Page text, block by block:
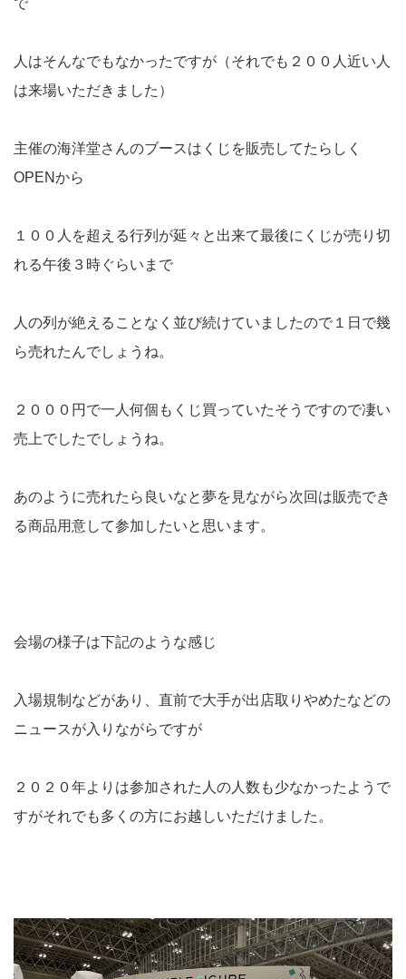
で
人はそんなでもなかったですが（それでも２００人近い人
は来場いただきました）
主催の海洋堂さんのブースはくじを販売してたらしく
OPENから
１００人を超える行列が延々と出来て最後にくじが売り切
れる午後３時ぐらいまで
人の列が絶えることなく並び続けていましたので１日で幾
ら売れたんでしょうね。
２０００円で一人何個もくじ買っていたそうですので凄い
売上でしたでしょうね。
あのように売れたら良いなと夢を見ながら次回は販売でき
る商品用意して参加したいと思います。
会場の様子は下記のような感じ
入場規制などがあり、直前で大手が出店取りやめたなどの
ニュースが入りながらですが
２０２０年よりは参加された人の人数も少なかったようで
すがそれでも多くの方にお越しいただけました。